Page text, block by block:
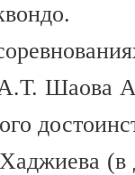
Шаова
(в